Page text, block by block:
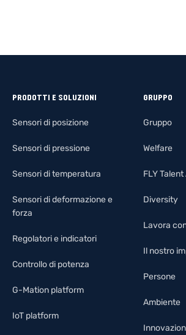
PRODOTTI E SOLUZIONI
Sensori di posizione
Sensori di pressione
Sensori di temperatura
Sensori di deformazione e
forza
Regolatori e indicatori
Controllo di potenza
G-Mation platform
IoT platform
GRUPPO
Gruppo
Welfare
FLY
Diversity
Lavora
Il nostro
Persone
Ambiente